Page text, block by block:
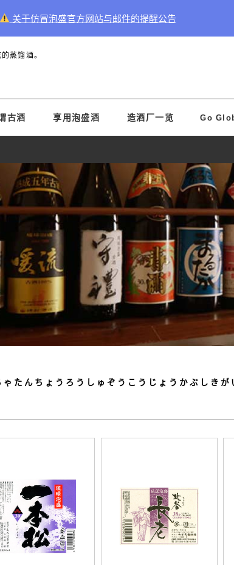
关于仿冒泡盛官方网站与邮件的提醒公告
蒸馏酒。
古酒 享用泡盛酒 造酒厂一览 Go
ゃたんちょうろうしゅぞうこうじょうかぶしきが